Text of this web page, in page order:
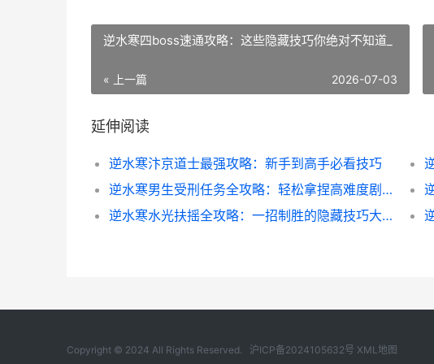
逆水寒四boss速通攻略：这些隐藏技巧你绝对不知道_
« 上一篇 2026-07-03
延伸阅读
逆水寒汴京道士最强攻略：新手到高手必看技巧
逆水寒男生受刑任务全攻略：轻松拿捏高难度剧情
逆水寒水光扶摇全攻略：一招制胜的隐藏技巧大公开
Copyright © 2024 All Rights Reserved. 沪ICP备2024105632号 XML地图